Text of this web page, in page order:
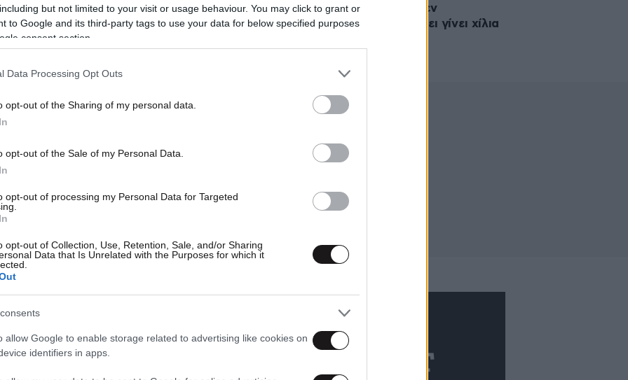
but not limited to your visit or usage behaviour. You may click to grant or
to Google and its third-party tags to use your data for below specified purposes
consent section.
Data Processing Opt Outs
opt-out of the Sharing of my personal data.
opt-out of the Sale of my Personal Data.
opt-out of processing my Personal Data for Targeted
opt-out of Collection, Use, Retention, Sale, and/or Sharing
Data that Is Unrelated with the Purposes for which it
allow Google to enable storage related to advertising like cookies on
identifiers in apps.
«Ας τα βρει πρώτα με τον αδερφό
της – Ξαφνικά εγώ είμαι αυτός που
φταίω»
«Όταν σπάει το γυαλί, δεν
ξανακολλάει, και εδώ έχει γίνει χίλια